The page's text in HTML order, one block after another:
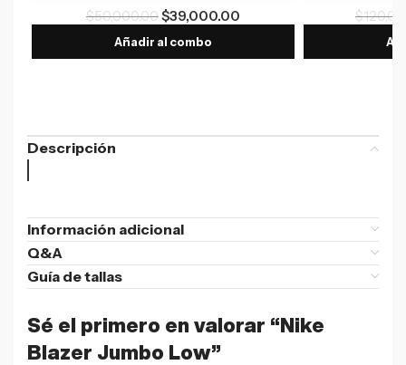
$50,000.00$39,000.00
Añadir al combo
$
Descripción
Información adicional
Q&A
Guía de tallas
Sé el primero en valorar “Nike
Blazer Jumbo Low”